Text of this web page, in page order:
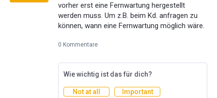
vorher erst eine Fernwartung hergestellt
werden muss. Um z.B. beim Kd. anfragen zu
können, wann eine Fernwartung möglich wäre.
0 Kommentare
Wie wichtig ist das für dich?
Not at all
Important